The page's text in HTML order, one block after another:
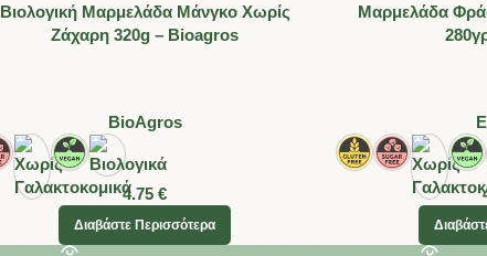
Βιολογική Μαρμελάδα Μάνγκο Χωρίς
Ζάχαρη 320g – Bioagros
BioAgros
4.75 €
Διαβάστε Περισσότερα
Μαρμελάδα